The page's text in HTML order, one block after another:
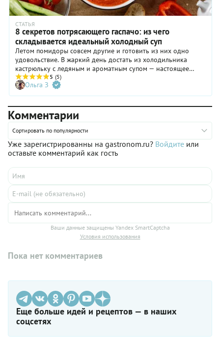
СТАТЬЯ
8 секретов потрясающего гаспачо: из чего
складывается идеальный холодный суп
Летом помидоры совсем другие и готовить из них одно
удовольствие. В жаркий день достать из холодильника
кастрюльку с ледяным и ароматным супом — настоящее
чудо. Считается, что гаспачо родился в Испании, в
провинции Андалусия, но это один из самых популярных
супов повсюду, особенно там, где большее время года
жарко. Пришло время и нам его готовить.
5 (5)
Ольга З
Комментарии
Сортировать по популярности
Уже зарегистрированны на gastronom.ru? Войдите или
оставьте комментарий как гость
Ваши данные защищены Yandex SmartCaptcha
Условия использования
Пока нет комментариев
Еще больше идей и рецептов — в наших
соцсетях